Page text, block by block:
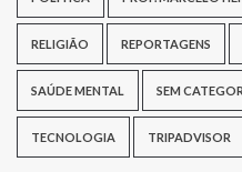
RELIGIÃO REPORTAGENS
SAÚDE MENTAL SEM
TECNOLOGIA TRIPADVISOR